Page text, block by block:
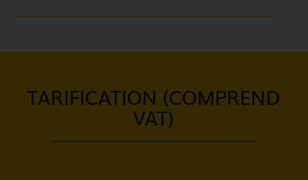
TARIFICATION (COMPREND
VAT)